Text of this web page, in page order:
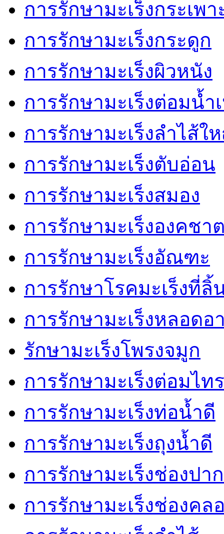
การรักษามะเร็งกระเพ
การรักษามะเร็งกระดูก
การรักษามะเร็งผิวหนัง
การรักษามะเร็งต่อมน้ำ
การรักษามะเร็งลำไส้ใ
การรักษามะเร็งตับอ่อน
การรักษามะเร็งสมอง
การรักษามะเร็งองคชา
การรักษามะเร็งอัณฑะ
การรักษาโรคมะเร็งที่ลิ้
การรักษามะเร็งหลอดอ
รักษามะเร็งโพรงจมูก
การรักษามะเร็งต่อมไท
การรักษามะเร็งท่อน้ำดี
การรักษามะเร็งถุงน้ำดี
การรักษามะเร็งช่องปาก
การรักษามะเร็งช่องคล